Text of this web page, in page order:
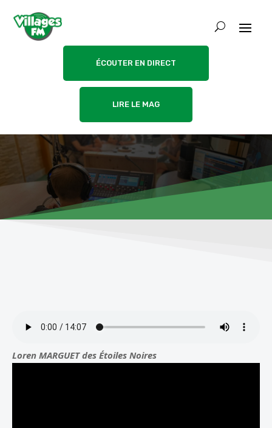
ÉCOUTER EN DIRECT
LIRE LE MAG
Loren MARGUET des Étoiles Noires